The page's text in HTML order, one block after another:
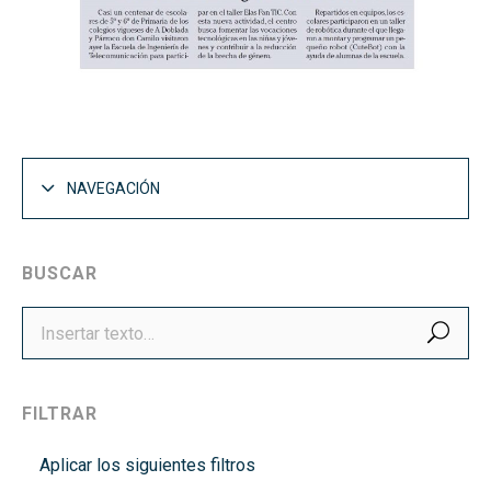
NAVEGACIÓN
BUSCAR
FILTRAR
Aplicar los siguientes filtros